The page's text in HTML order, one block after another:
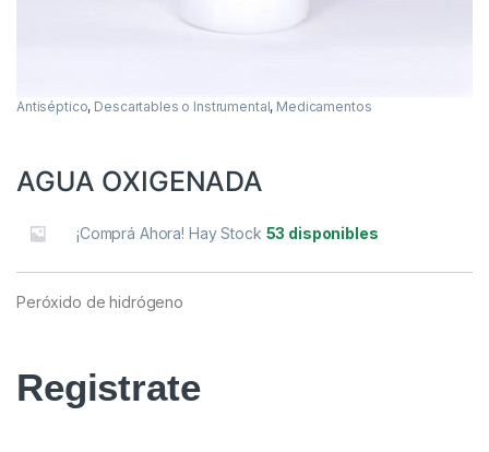
Antiséptico, Descartables o Instrumental, Medicamentos
AGUA OXIGENADA
¡Comprá Ahora! Hay Stock 53 disponibles
Peróxido de hidrógeno
Registrate